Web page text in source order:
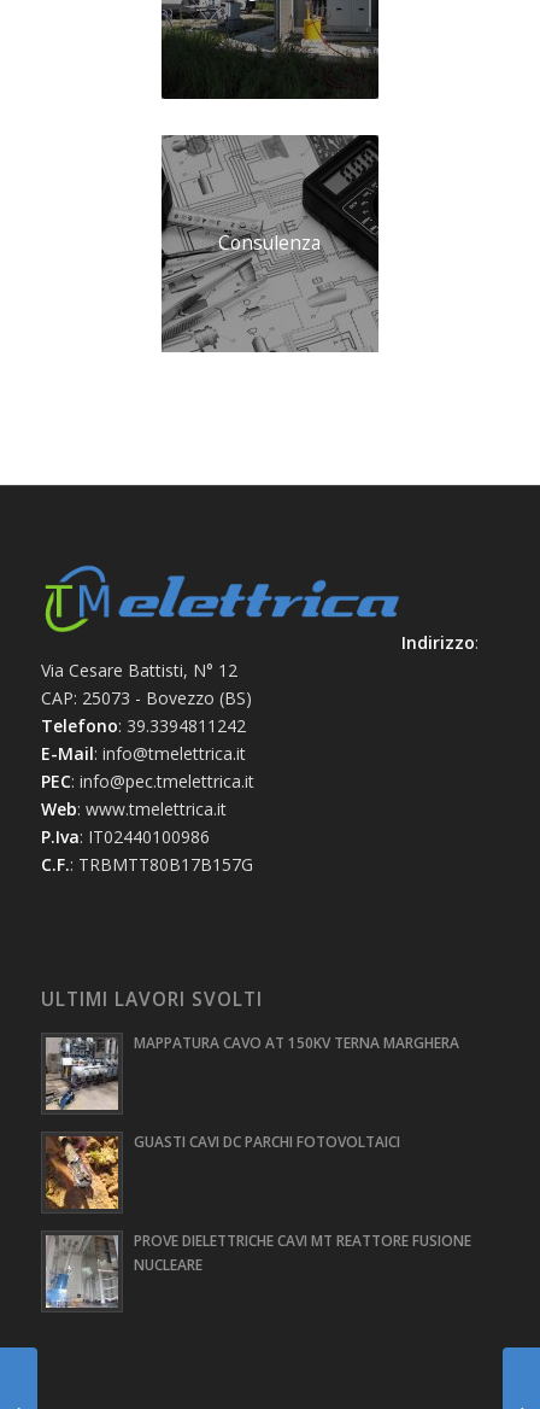
Consulenza
Indirizzo:
Via Cesare Battisti, N° 12
CAP: 25073 - Bovezzo (BS)
Telefono: 39.3394811242
E-Mail: info@tmelettrica.it
PEC: info@pec.tmelettrica.it
Web: www.tmelettrica.it
P.Iva: IT02440100986
C.F.: TRBMTT80B17B157G
ULTIMI LAVORI SVOLTI
MAPPATURA CAVO AT 150KV TERNA MARGHERA
GUASTI CAVI DC PARCHI FOTOVOLTAICI
PROVE DIELETTRICHE CAVI MT REATTORE FUSIONE
NUCLEARE